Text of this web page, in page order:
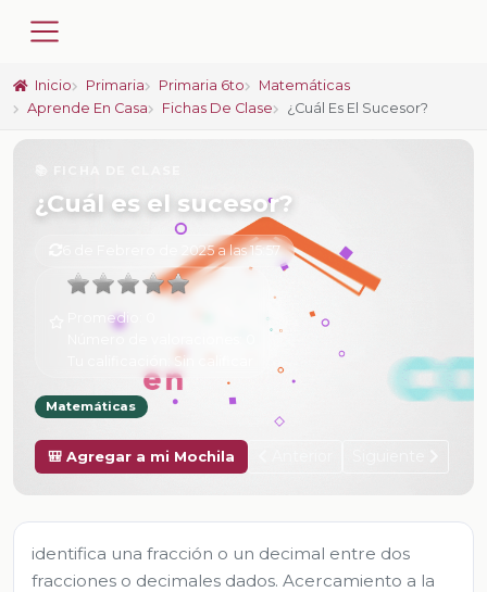
Inicio Primaria Primaria 6to
Matemáticas
Aprende En Casa
Fichas De Clase ¿Cuál Es El Sucesor?
¿Cuál es el sucesor?
6 de Febrero de 2025 a las 15:57
Promedio:
Sin calificar
Matemáticas
🎒 Agregar a mi Mochila
identifica una fracción o un decimal entre dos
fracciones o decimales dados. Acercamiento a la